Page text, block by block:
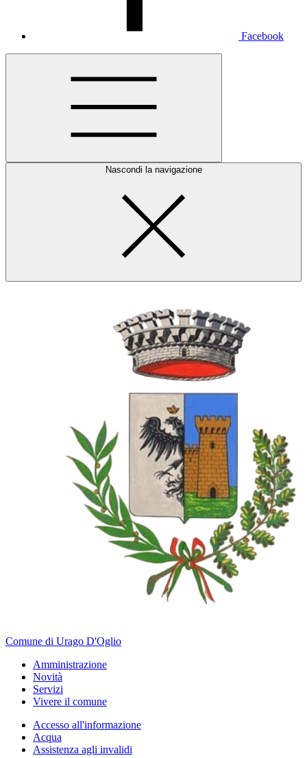
Facebook
Nascondi la navigazione
Comune di Urago D'Oglio
Amministrazione
Novità
Servizi
Vivere il comune
Accesso all'informazione
Acqua
Assistenza agli invalidi